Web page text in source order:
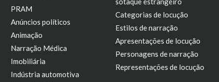
PRAM
Anúncios políticos
Animação
Narração Médica
Imobiliária
Indústria automotiva
Categorias de locução
Estilos de narração
Apresentações de locução
Personagens de narração
Representações de locução